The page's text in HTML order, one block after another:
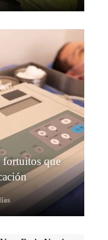
fortuitos que